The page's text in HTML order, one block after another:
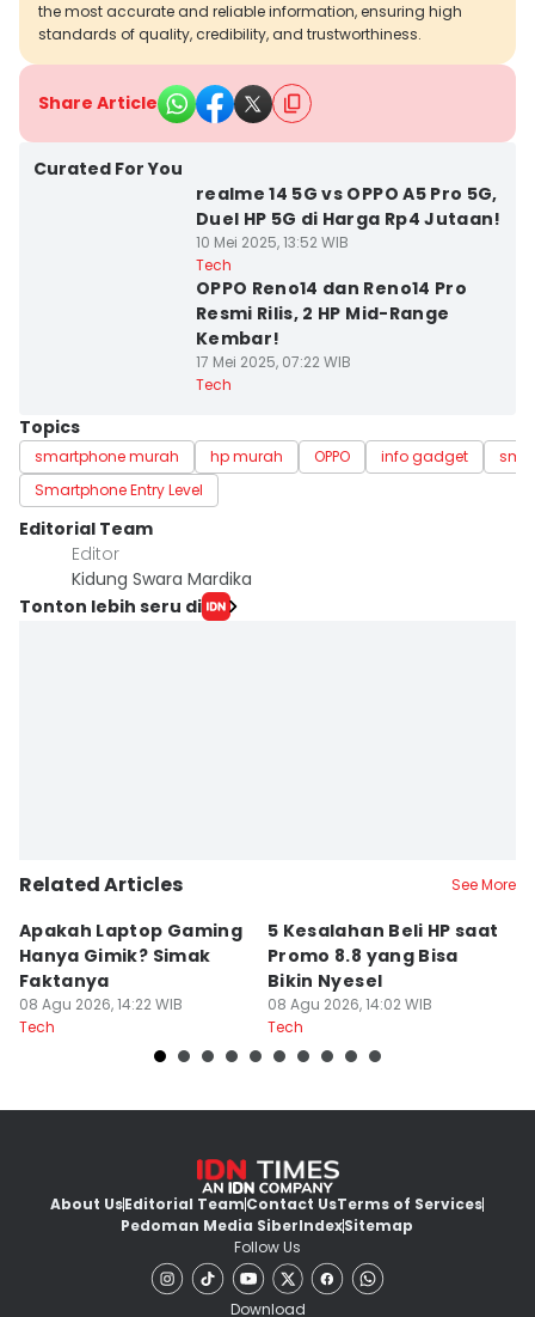
the most accurate and reliable information, ensuring high
standards of quality, credibility, and trustworthiness.
Share Article
Curated For You
realme 14 5G vs OPPO A5 Pro 5G,
Duel HP 5G di Harga Rp4 Jutaan!
10 Mei 2025, 13:52 WIB
Tech
OPPO Reno14 dan Reno14 Pro
Resmi Rilis, 2 HP Mid-Range
Kembar!
17 Mei 2025, 07:22 WIB
Tech
Topics
smartphone murah hp murah OPPO info gadget
Smartphone Entry Level
Editorial Team
Editor
Kidung Swara Mardika
Tonton lebih seru di
Related Articles See More
Apakah Laptop Gaming
Hanya Gimik? Simak
Faktanya
08 Agu 2026, 14:22 WIB
Tech
5 Kesalahan Beli HP saat
Promo 8.8 yang Bisa
Bikin Nyesel
08 Agu 2026, 14:02 WIB
Tech
About UsEditorial TeamContact UsTerms of Services
Pedoman Media SiberIndexSitemap
Follow Us
Download